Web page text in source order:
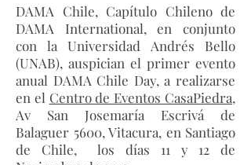
DAMA Chile, Capítulo Chileno de
DAMA International, en conjunto
con la Universidad Andrés Bello
(UNAB), auspician el primer evento
anual DAMA Chile Day, a realizarse
en el Centro de Eventos CasaPiedra,
Av San Josemaría Escrivá de
Balaguer 5600, Vitacura, en Santiago
de Chile, los días 11 y 12 de